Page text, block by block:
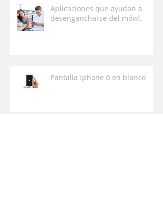
Aplicaciones que ayudan a
desengancharse del móvil.
Pantalla iphone 6 en blanco